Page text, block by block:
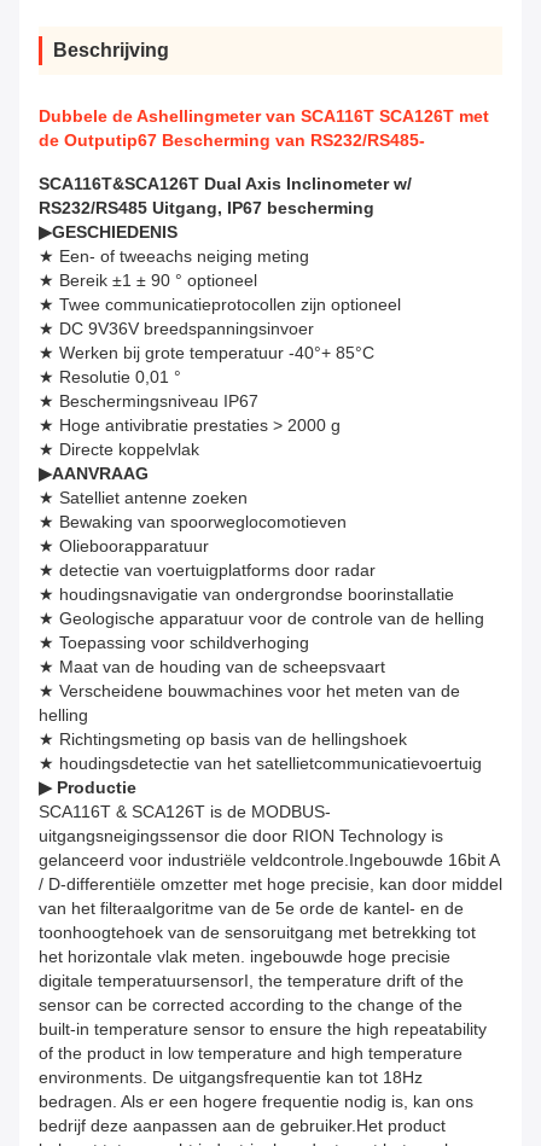
Beschrijving
Dubbele de Ashellingmeter van SCA116T SCA126T met
de Outputip67 Bescherming van RS232/RS485-
SCA116T&SCA126T Dual Axis Inclinometer w/
RS232/RS485 Uitgang, IP67 bescherming
▶GESCHIEDENIS
★ Een- of tweeachs neiging meting
★ Bereik ±1 ± 90 ° optioneel
★ Twee communicatieprotocollen zijn optioneel
★ DC 9V36V breedspanningsinvoer
★ Werken bij grote temperatuur -40°+ 85°C
★ Resolutie 0,01 °
★ Beschermingsniveau IP67
★ Hoge antivibratie prestaties > 2000 g
★ Directe koppelvlak
▶AANVRAAG
★ Satelliet antenne zoeken
★ Bewaking van spoorweglocomotieven
★ Olieboorapparatuur
★ detectie van voertuigplatforms door radar
★ houdingsnavigatie van ondergrondse boorinstallatie
★ Geologische apparatuur voor de controle van de helling
★ Toepassing voor schildverhoging
★ Maat van de houding van de scheepsvaart
★ Verscheidene bouwmachines voor het meten van de
helling
★ Richtingsmeting op basis van de hellingshoek
★ houdingsdetectie van het satellietcommunicatievoertuig
▶ Productie
SCA116T & SCA126T is de MODBUS-
uitgangsneigingssensor die door RION Technology is
gelanceerd voor industriële veldcontrole.Ingebouwde 16bit A
/ D-differentiële omzetter met hoge precisie, kan door middel
van het filteraalgoritme van de 5e orde de kantel- en de
toonhoogtehoek van de sensoruitgang met betrekking tot
het horizontale vlak meten. ingebouwde hoge precisie
digitale temperatuursensorI, the temperature drift of the
sensor can be corrected according to the change of the
built-in temperature sensor to ensure the high repeatability
of the product in low temperature and high temperature
environments. De uitgangsfrequentie kan tot 18Hz
bedragen. Als er een hogere frequentie nodig is, kan ons
bedrijf deze aanpassen aan de gebruiker.Het product